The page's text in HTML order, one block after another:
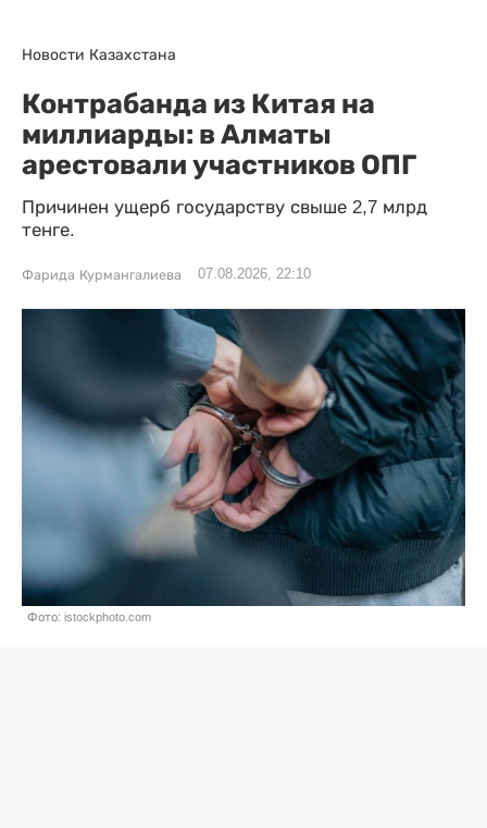
Новости Казахстана
Контрабанда из Китая на
миллиарды: в Алматы
арестовали участников ОПГ
Причинен ущерб государству свыше 2,7 млрд
тенге.
Фарида Курмангалиева 07.08.2026, 22:10
Фото: istockphoto.com